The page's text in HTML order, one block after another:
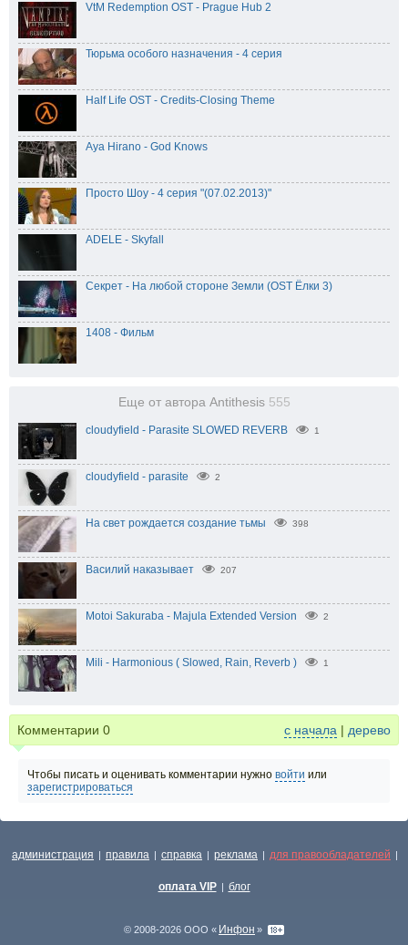
VtM Redemption OST - Prague Hub 2
Тюрьма особого назначения - 4 серия
Half Life OST - Credits-Closing Theme
Aya Hirano - God Knows
Просто Шоу - 4 серия "(07.02.2013)"
ADELE - Skyfall
Секрет - На любой стороне Земли (OST Ёлки 3)
1408 - Фильм
Еще от автора Antithesis 555
cloudyfield - Parasite SLOWED REVERB 1
cloudyfield - parasite 2
На свет рождается создание тьмы 398
Василий наказывает 207
Motoi Sakuraba - Majula Extended Version 2
Mili - Harmonious ( Slowed, Rain, Reverb ) 1
Комментарии 0 с начала | дерево
Чтобы писать и оценивать комментарии нужно войти или
зарегистрироваться
администрация | правила | справка | реклама | для правообладателей |
оплата VIP | блог
© 2008-2026 ООО « Инфон »